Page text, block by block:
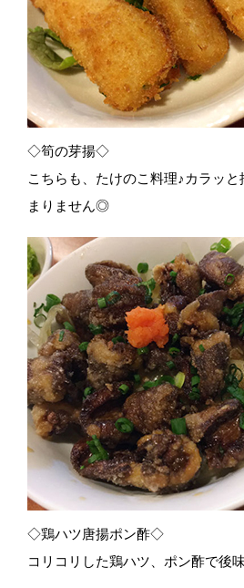
◇筍の芽揚◇
こちらも、たけのこ料理♪カラッ
まりません◎
◇鶏ハツ唐揚ポン酢◇
コリコリした鶏ハツ、ポン酢で後